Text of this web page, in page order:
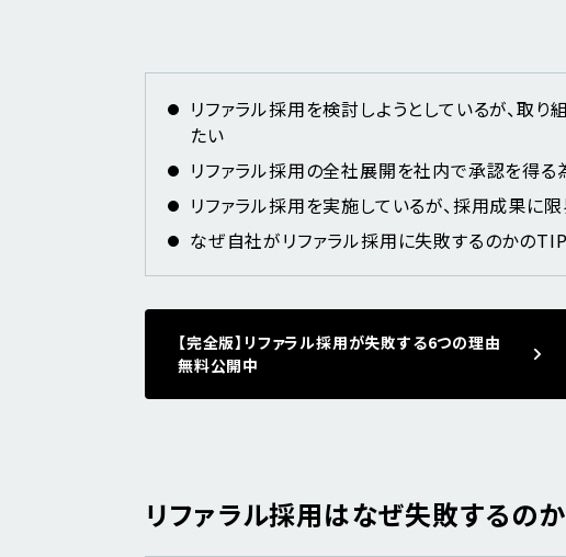
リファラル採用を検討しようとしているが、取
たい
リファラル採用の全社展開を社内で承認を得る
リファラル採用を実施しているが、採用成果に
なぜ自社がリファラル採用に失敗するのかの
【完全版】リファラル採用が失敗する6つの理由
無料公開中
リファラル採用はなぜ失敗するのか